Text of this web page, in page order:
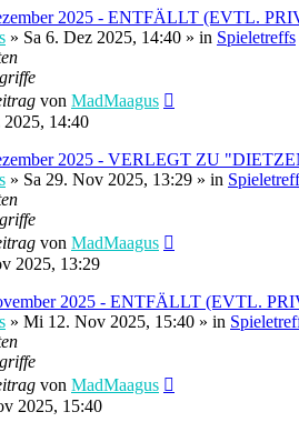
2025 - ENTFÄLLT (EVTL.
» Sa 6. Dez 2025, 14:40 » in Spieletreffs
von MadMaagus
2025, 14:40
2025 - VERLEGT ZU
» Sa 29. Nov 2025, 13:29 » in
von MadMaagus
2025, 13:29
2025 - ENTFÄLLT (EVTL.
» Mi 12. Nov 2025, 15:40 » in
von MadMaagus
2025, 15:40